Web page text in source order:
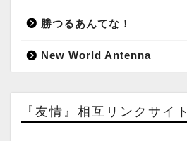
勝つるあんてな！
New World Antenna
『友情』相互リンクサイト